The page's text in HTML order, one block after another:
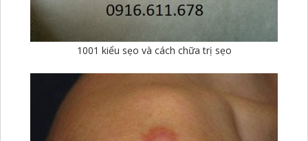
1001 kiểu sẹo và cách chữa trị sẹo